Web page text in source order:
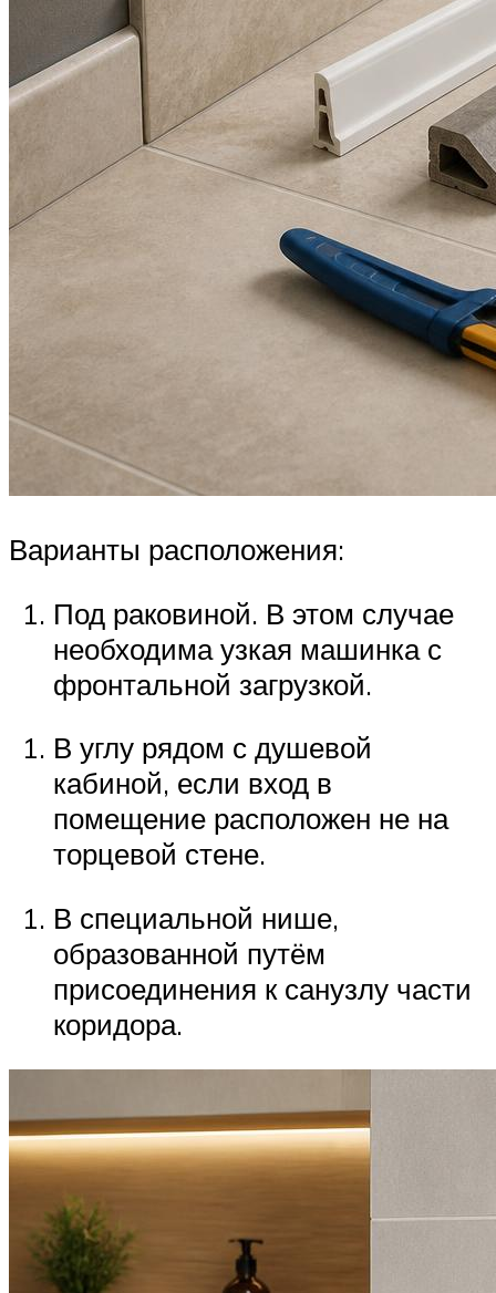
Варианты расположения:
Под раковиной. В этом случае
необходима узкая машинка с
фронтальной загрузкой.
В углу рядом с душевой
кабиной, если вход в
помещение расположен не на
торцевой стене.
В специальной нише,
образованной путём
присоединения к санузлу части
коридора.